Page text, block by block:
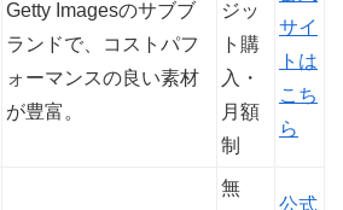
Getty Imagesのサブブ
ランドで、コストパフ
ォーマンスの良い素材
が豊富。
ジッ
ト購
入・
月額
制
サイ
トは
こち
ら
無
公式